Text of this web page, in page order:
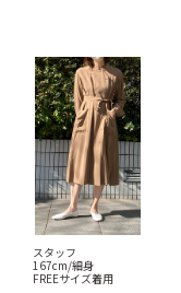
スタッフ
167cm/細身
FREEサイズ着用